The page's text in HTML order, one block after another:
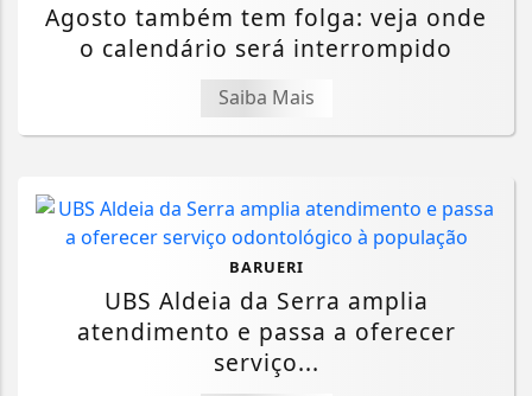
Agosto também tem folga: veja onde
o calendário será interrompido
Saiba Mais
BARUERI
UBS Aldeia da Serra amplia
atendimento e passa a oferecer
serviço...